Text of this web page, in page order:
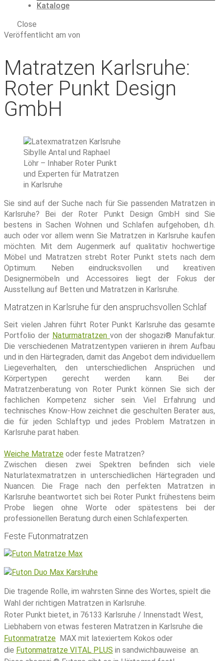
Kataloge
Close
Veröffentlicht am von
Matratzen Karlsruhe:
Roter Punkt Design
GmbH
Sibylle Antal und Raphael
Löhr – Inhaber Roter Punkt
und Experten für Matratzen
in Karlsruhe
Sie sind auf der Suche nach für Sie passenden Matratzen in
Karlsruhe? Bei der Roter Punkt Design GmbH sind Sie
bestens in Sachen Wohnen und Schlafen aufgehoben, d.h.
auch oder vor allem wenn Sie Matratzen in Karlsruhe kaufen
möchten. Mit dem Augenmerk auf qualitativ hochwertige
Möbel und Matratzen strebt Roter Punkt stets nach dem
Optimum. Neben eindrucksvollen und kreativen
Designermöbeln und Accessoires liegt der Fokus der
Ausstellung auf Betten und Matratzen in Karlsruhe.
Matratzen in Karlsruhe für den anspruchsvollen Schlaf
Seit vielen Jahren führt Roter Punkt Karlsruhe das gesamte
Portfolio der Naturmatratzen von der shogazi® Manufaktur.
Die verschiedenen Matratzentypen variieren in ihrem Aufbau
und in den Härtegraden, damit das Angebot dem individuellem
Liegeverhalten, den unterschiedlichen Ansprüchen und
Körpertypen gerecht werden kann. Bei der
Matratzenberatung von Roter Punkt können Sie sich der
fachlichen Kompetenz sicher sein. Viel Erfahrung und
technisches Know-How zeichnet die geschulten Berater aus,
die für jeden Schlaftyp und jedes Problem Matratzen in
Karlsruhe parat haben.
Weiche Matratze oder feste Matratzen?
Zwischen diesen zwei Spektren befinden sich viele
Naturlatexmatratzen in unterschiedlichen Härtegraden und
Nuancen. Die Frage nach den perfekten Matratzen in
Karlsruhe beantwortet sich bei Roter Punkt frühestens beim
Probe liegen ohne Worte oder spätestens bei der
professionellen Beratung durch einen Schlafexperten.
Feste Futonmatratzen
Die tragende Rolle, im wahrsten Sinne des Wortes, spielt die
Wahl der richtigen Matratzen in Karlsruhe.
Roter Punkt bietet, in 76133 Karlsruhe / Innenstadt West,
Liebhabern von etwas festeren Matratzen in Karlsruhe die
Futonmatratze MAX mit latexiertem Kokos oder
die Futonmatratze VITAL PLUS in sandwichbauweise an.